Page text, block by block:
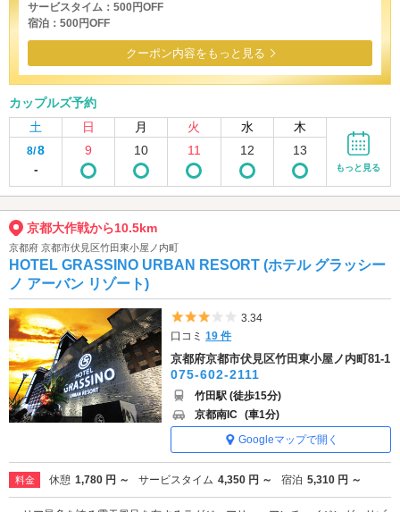
サービスタイム：500円OFF
宿泊：500円OFF
クーポン内容をもっと見る
カップルズ予約
土
日 月 火 水 木
8/8
-
9 10 11 12 13
もっと見る
京都大作戦から10.5km
京都府 京都市伏見区竹田東小屋ノ内町
HOTEL GRASSINO URBAN RESORT (ホテル グラッシー
ノ アーバン リゾート)
5つ星のうち3
3.34
口コミ19 件
京都府京都市伏見区竹田東小屋ノ内町81-1
075-602-2111
竹田駅 (徒歩15分)
京都南IC (車1分)
Googleマップで開く
料金 休憩 1,780 円 ～ サービスタイム 4,350 円 ～ 宿泊 5,310 円 ～